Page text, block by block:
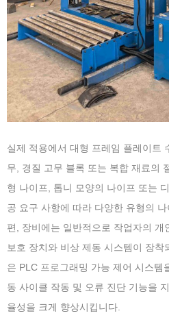
실제 적용에서 대형 프레임 플레이트
무, 경질 고무 블록 또는 복합 재료의
형 나이프, 톱니 모양의 나이프 또는
공 요구 사항에 따라 다양한 유형의
편, 장비에는 일반적으로 작업자의 개
보호 장치와 비상 제동 시스템이 장착
은 PLC 프로그래밍 가능 제어 시스템
동 사이클 작동 및 오류 진단 기능을
율성을 크게 향상시킵니다.